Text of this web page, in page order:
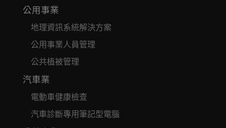
公用事業
地理資訊系統解決方案
公用事業人員管理
公共植被管理
汽車業
電動車健康檢查
汽車診斷專用筆記型電腦